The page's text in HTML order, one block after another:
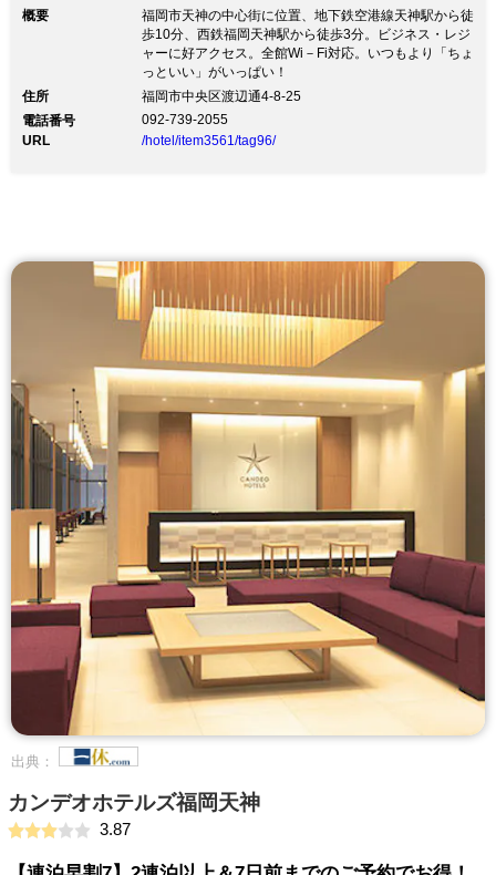
概要
福岡市天神の中心街に位置、地下鉄空港線天神駅から徒
歩10分、西鉄福岡天神駅から徒歩3分。ビジネス・レジ
ャーに好アクセス。全館Wi－Fi対応。いつもより「ちょ
っといい」がいっぱい！
住所
福岡市中央区渡辺通4-8-25
電話番号
092-739-2055
URL
/hotel/item3561/tag96/
出典：
カンデオホテルズ福岡天神
3.87